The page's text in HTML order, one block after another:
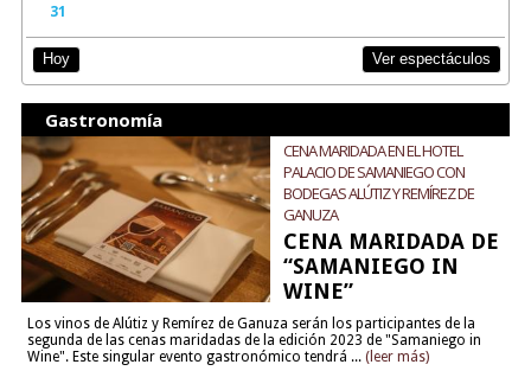
31
Hoy Ver espectáculos
Gastronomía
CENA MARIDADA EN EL HOTEL
PALACIO DE SAMANIEGO CON
BODEGAS ALÚTIZ Y REMÍREZ DE
GANUZA
CENA MARIDADA DE
“SAMANIEGO IN
WINE”
Los vinos de Alútiz y Remírez de Ganuza serán los participantes de la
segunda de las cenas maridadas de la edición 2023 de "Samaniego in
Wine". Este singular evento gastronómico tendrá ... (leer más)